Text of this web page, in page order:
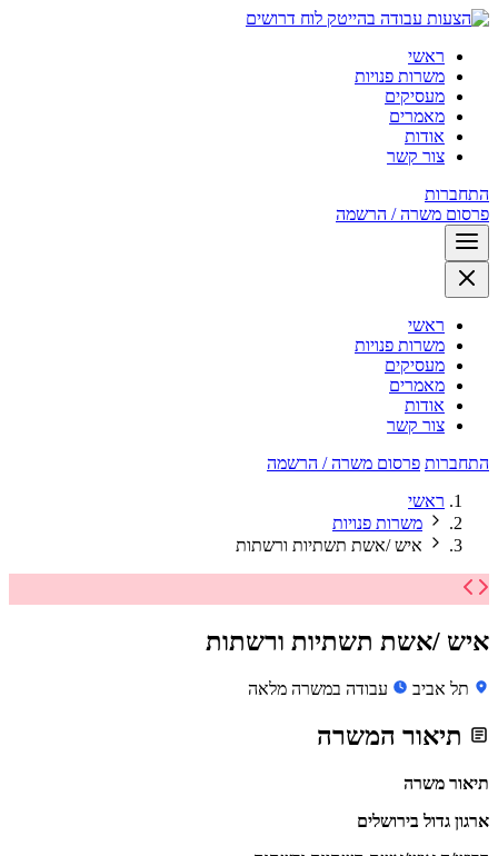
לוח דרושים
ראשי
משרות פנויות
מעסיקים
מאמרים
אודות
צור קשר
התחברות
פרסום משרה / הרשמה
ראשי
משרות פנויות
מעסיקים
מאמרים
אודות
צור קשר
התחברות פרסום משרה / הרשמה
ראשי
משרות פנויות
איש /אשת תשתיות ורשתות
איש /אשת תשתיות ורשתות
תל אביב עבודה במשרה מלאה
תיאור המשרה
תיאור משרה
ארגון גדול בירושלים